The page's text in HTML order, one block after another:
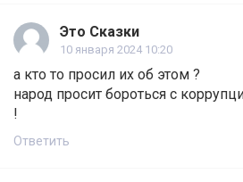
Это Сказки
10 января 2024 10:20
а кто то просил их об этом ?
народ просит бороться с
!
Ответить